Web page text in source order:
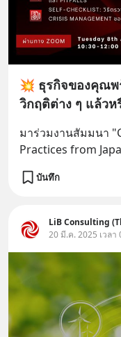
💥 ธุรกิจของคุณพ
วิกฤติต่าง ๆ แล้วห
มาร่วมงานสัมมนา
Practices from
บันทึก
LiB Consulting
20 มี.ค. 2025 เวลา